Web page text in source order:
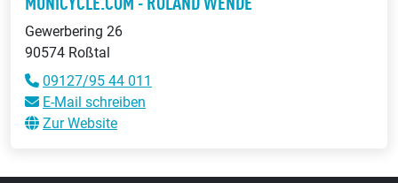
Gewerbering 26
90574 Roßtal
09127/95 44 011
E-Mail schreiben
Zur Website